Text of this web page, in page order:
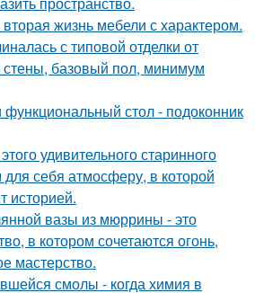
жизнь мебели с характером.
с типовой отделки от
стены, базовый пол, минимум
функциональный стол - подоконник
удивительного старинного
для себя атмосферу, в которой
историей.
вазы из мюррины - это
в котором сочетаются огонь,
мастерство.
смолы - когда химия в